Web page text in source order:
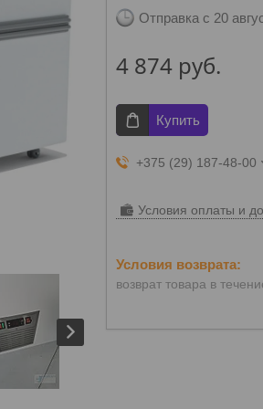
Отправка с 20
4 874 руб.
Купить
+375 (29) 187-48-00
Условия оплаты и
возврат товара в